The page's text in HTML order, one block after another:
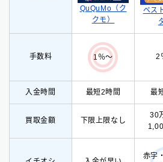
QuQuMo（ク
クモ）
ベス
手数料 1％〜 2
入金時間 最短2時間 最
買取金額 下限上限なし
30
赤字